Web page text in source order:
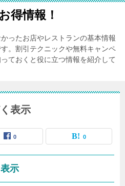
得情報！
ったお店やレストランの基本情報
。割引テクニックや無料キャンペ
ておくと役に立つ情報を紹介して
表示
0 0
示